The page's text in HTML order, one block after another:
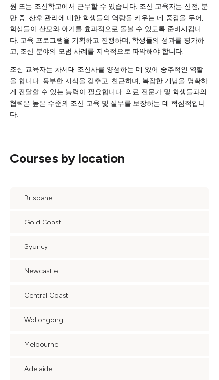
원 또는 조산학교에서 근무할 수 있습니다. 조산 교육자는 산전, 분
만 중, 산후 관리에 대한 학생들의 역량을 키우는 데 중점을 두어,
학생들이 산모와 아기를 효과적으로 돌볼 수 있도록 준비시킵니
다. 교육 프로그램을 기획하고 진행하며, 학생들의 성과를 평가하
고, 조산 분야의 모범 사례를 지속적으로 파악해야 합니다.
조산 교육자는 차세대 조산사를 양성하는 데 있어 중추적인 역할
을 합니다. 풍부한 지식을 갖추고, 친근하며, 복잡한 개념을 명확하
게 전달할 수 있는 능력이 필요합니다. 의료 전문가 및 학생들과의
협력은 높은 수준의 조산 교육 및 실무를 보장하는 데 핵심적입니
다.
Courses by location
Brisbane
Gold Coast
Sydney
Newcastle
Central Coast
Wollongong
Melbourne
Adelaide